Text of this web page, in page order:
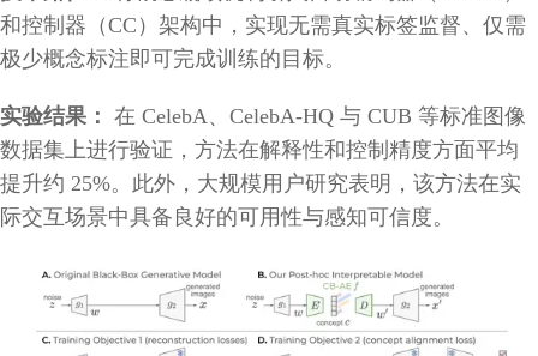
和控制器（CC）架构中，实现无需真实标签监督、仅需
极少概念标注即可完成训练的目标。
实验结果： 在 CelebA、CelebA-HQ 与 CUB 等标准图像
数据集上进行验证，方法在解释性和控制精度方面平均
提升约 25%。此外，大规模用户研究表明，该方法在实
际交互场景中具备良好的可用性与感知可信度。